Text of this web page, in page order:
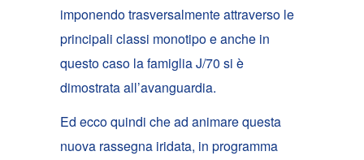
imponendo trasversalmente attraverso le
principali classi monotipo e anche in
questo caso la famiglia J/70 si è
dimostrata all’avanguardia.
Ed ecco quindi che ad animare questa
nuova rassegna iridata, in programma